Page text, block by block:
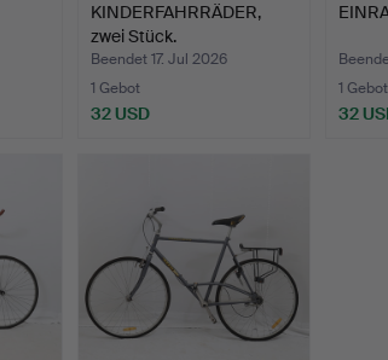
KINDERFAHRRÄDER,
zwei Stück.
Beendet 17. Jul 2026
1 Gebot
32 USD
1 Gebot
32